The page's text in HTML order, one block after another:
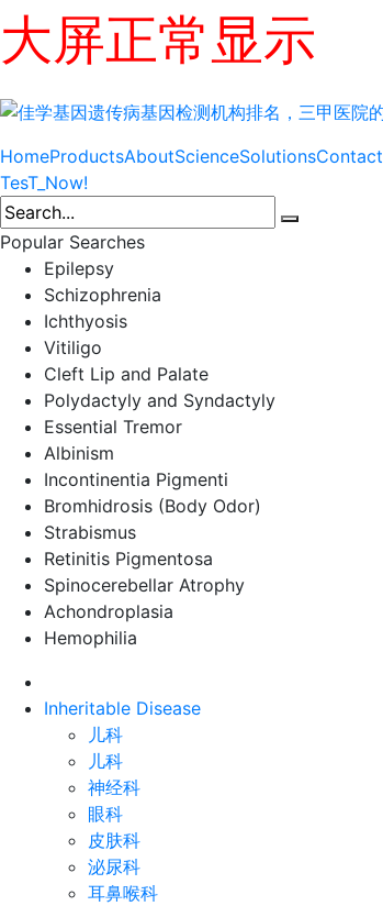
大屏正常显示
HomeProductsAboutScienceSolutionsContact
TesT_Now!
Popular Searches
Epilepsy
Schizophrenia
Ichthyosis
Vitiligo
Cleft Lip and Palate
Polydactyly and Syndactyly
Essential Tremor
Albinism
Incontinentia Pigmenti
Bromhidrosis (Body Odor)
Strabismus
Retinitis Pigmentosa
Spinocerebellar Atrophy
Achondroplasia
Hemophilia
Inheritable Disease
儿科
儿科
神经科
眼科
皮肤科
泌尿科
耳鼻喉科